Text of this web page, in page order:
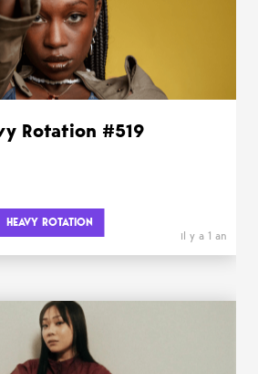
Rotation #519
HEAVY ROTATION
il y a 1 an